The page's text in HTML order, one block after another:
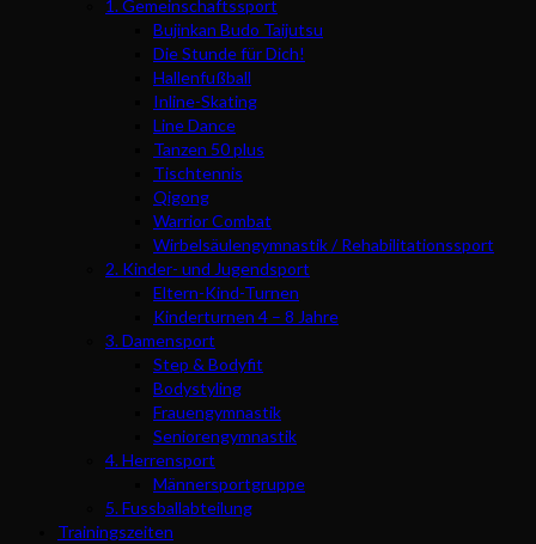
1. Gemeinschaftssport
Bujinkan Budo Taijutsu
Die Stunde für Dich!
Hallenfußball
Inline-Skating
Line Dance
Tanzen 50 plus
Tischtennis
Qigong
Warrior Combat
Wirbelsäulengymnastik / Rehabilitationssport
2. Kinder- und Jugendsport
Eltern-Kind-Turnen
Kinderturnen 4 – 8 Jahre
3. Damensport
Step & Bodyfit
Bodystyling
Frauengymnastik
Seniorengymnastik
4. Herrensport
Männersportgruppe
5. Fussballabteilung
Trainingszeiten